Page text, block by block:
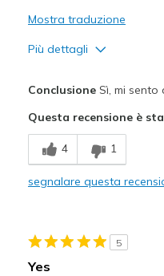
Mostra traduzione
Più dettagli
Breathe Well
Comfortable
ConclusioneSì, mi sento
Questa recensione è
4 1
segnalare questa
5
Yes